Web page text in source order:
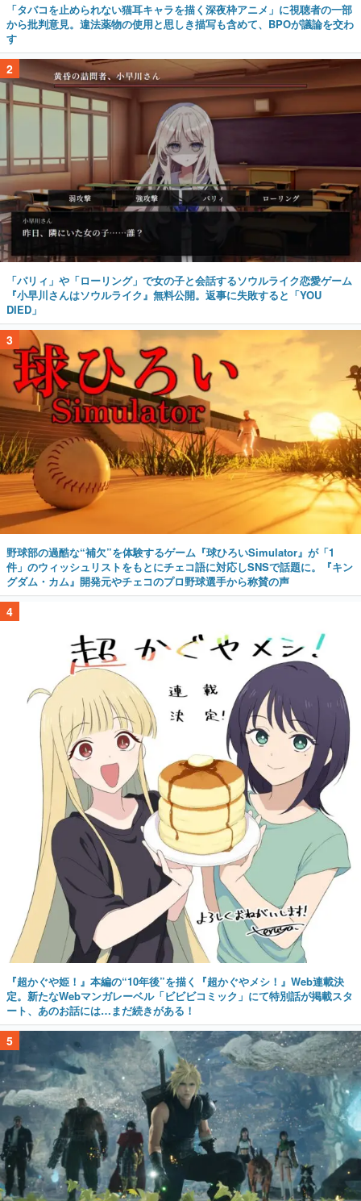
「タバコを止められない猫耳キャラを描く深夜枠アニメ」に視聴者の一部
から批判意見。違法薬物の使用と思しき描写も含めて、BPOが議論を交わ
す
2
「パリィ」や「ローリング」で女の子と会話するソウルライク恋愛ゲーム
『小早川さんはソウルライク』無料公開。返事に失敗すると「YOU
DIED」
3
野球部の過酷な“補欠”を体験するゲーム『球ひろいSimulator』が「1
件」のウィッシュリストをもとにチェコ語に対応しSNSで話題に。『キン
グダム・カム』開発元やチェコのプロ野球選手から称賛の声
4
『超かぐや姫！』本編の“10年後”を描く『超かぐやメシ！』Web連載決
定。新たなWebマンガレーベル「ビビビコミック」にて特別話が掲載スタ
ート、あのお話には…まだ続きがある！
5